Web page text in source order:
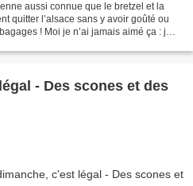
aussi connue que le bretzel et la
quitter l’alsace sans y avoir goûté ou
! Moi je n’ai jamais aimé ça : je
- Des scones et des